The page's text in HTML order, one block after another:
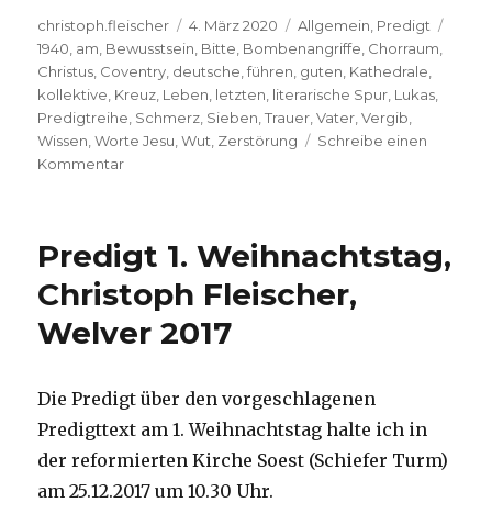
Autor
christoph.fleischer
Veröffentlicht
am
4. März 2020 Kategorien
Allgemein, Predigt
1940, am, Bewusstsein, Bitte, Bombenangriffe, Chorraum,
Christus, Coventry, deutsche,führen, guten, Kathedrale,
kollektive, Kreuz, Leben, letzten, literarische Spur, Lukas,
Predigtreihe, Schmerz, Sieben,Trauer,Vater,Vergib,
Wissen,Worte Jesu,Wut, Zerstörung
Schreibe einen
Kommentarzu
Jesu
am
Kreuz,
Joachim
Leberecht,
2020
Predigt 1. Weihnachtstag,
Christoph Fleischer,
Welver 2017
Die Predigt über den vorgeschlagenen
Predigttext am 1. Weihnachtstag halte ich in
der reformierten Kirche Soest (Schiefer Turm)
am 25.12.2017 um 10.30 Uhr.